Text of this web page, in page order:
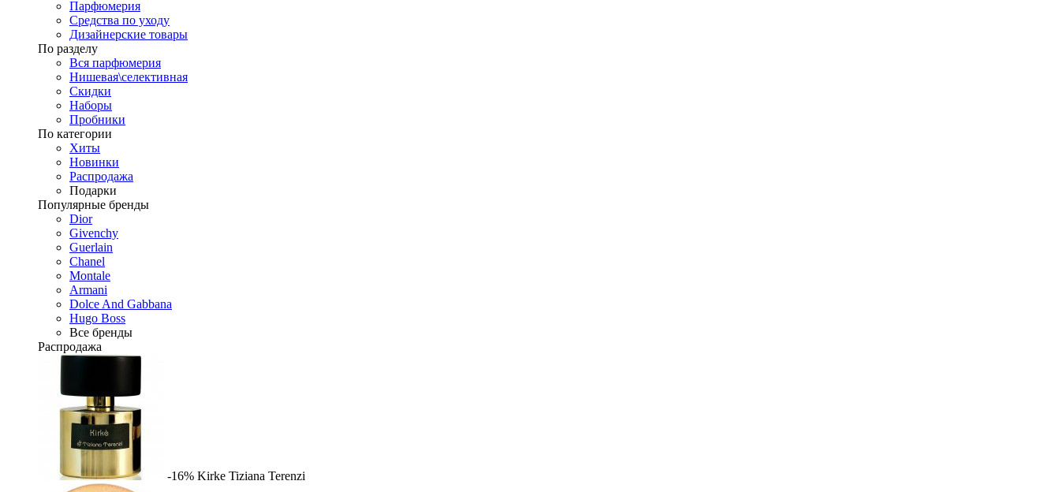
Парфюмерия
Средства по уходу
Дизайнерские товары
По разделу
Вся парфюмерия
Нишевая\селективная
Скидки
Наборы
Пробники
По категории
Хиты
Новинки
Распродажа
Подарки
Популярные бренды
Dior
Givenchy
Guerlain
Chanel
Montale
Armani
Dolce And Gabbana
Hugo Boss
Все бренды
Распродажа
-16% Kirke Tiziana Terenzi